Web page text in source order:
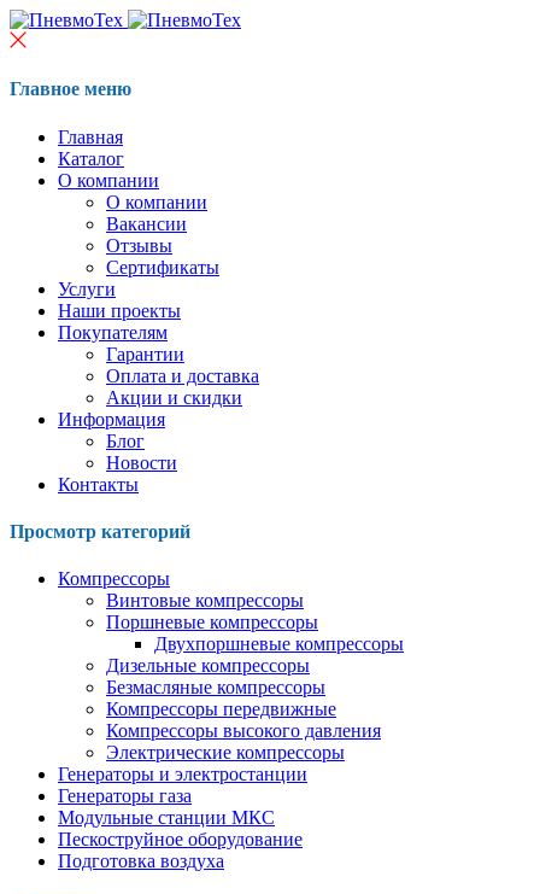
Главное меню
Главная
Каталог
О компании
О компании
Вакансии
Отзывы
Сертификаты
Услуги
Наши проекты
Покупателям
Гарантии
Оплата и доставка
Акции и скидки
Информация
Блог
Новости
Контакты
Просмотр категорий
Компрессоры
Винтовые компрессоры
Поршневые компрессоры
Двухпоршневые компрессоры
Дизельные компрессоры
Безмасляные компрессоры
Компрессоры передвижные
Компрессоры высокого давления
Электрические компрессоры
Генераторы и электростанции
Генераторы газа
Модульные станции МКС
Пескоструйное оборудование
Подготовка воздуха